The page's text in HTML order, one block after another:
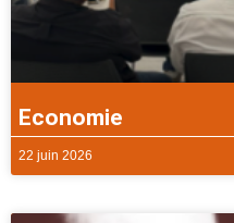
Economie
22 juin 2026